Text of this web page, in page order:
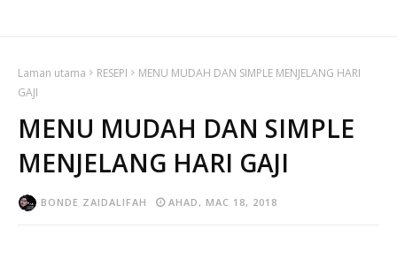
Laman utama RESEPI
MENU MUDAH DAN SIMPLE MENJELANG HARI
GAJI
MENU MUDAH DAN SIMPLE
MENJELANG HARI GAJI
BONDE ZAIDALIFAH AHAD, MAC 18, 2018